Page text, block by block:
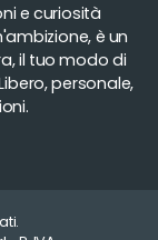
e curiosità
è un
il tuo modo di
personale,